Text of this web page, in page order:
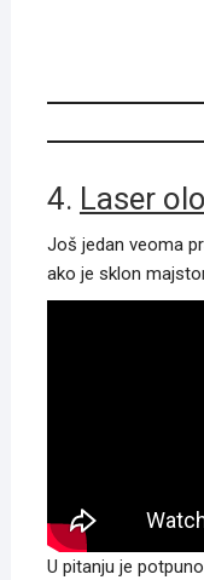
4. Laser
Još jedan veoma
ako je sklon
U pitanju je